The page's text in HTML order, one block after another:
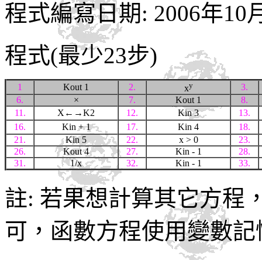
程式編寫日期: 2006年10
程式(最少23步)
1 Kout 1 2. xy
3.
6.
× 7. Kout 1
8.
11.
X←→K2 12. Kin 3
13.
16.
Kin + 1 17. Kin 4
18.
21.
Kin 5 22. x > 0
23.
26.
Kout 4 27. Kin - 1
28.
31.
1/x 32. Kin - 1 33.
註: 若果想計算其它方程
可，函數方程使用變數